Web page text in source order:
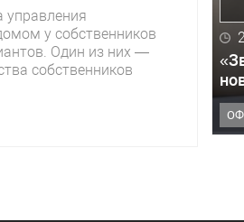
управления
у собственников
Один из них —
собственников